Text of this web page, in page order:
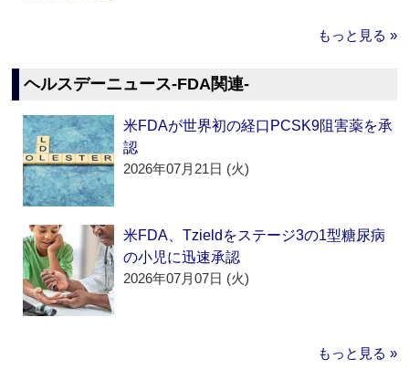
もっと見る »
ヘルスデーニュース‐FDA関連‐
米FDAが世界初の経口PCSK9阻害薬を承
認
2026年07月21日 (火)
米FDA、Tzieldをステージ3の1型糖尿病
の小児に迅速承認
2026年07月07日 (火)
もっと見る »